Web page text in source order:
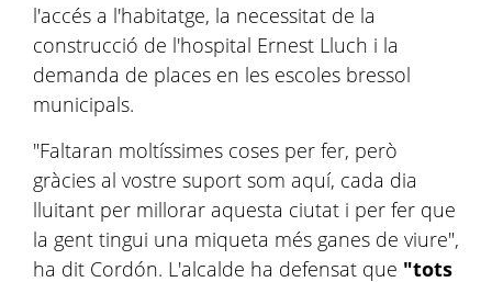
l'accés a l'habitatge, la necessitat de la
construcció de l'hospital Ernest Lluch i la
demanda de places en les escoles bressol
municipals.
"Faltaran moltíssimes coses per fer, però
gràcies al vostre suport som aquí, cada dia
lluitant per millorar aquesta ciutat i per fer que
la gent tingui una miqueta més ganes de viure",
ha dit Cordón. L'alcalde ha defensat que "tots